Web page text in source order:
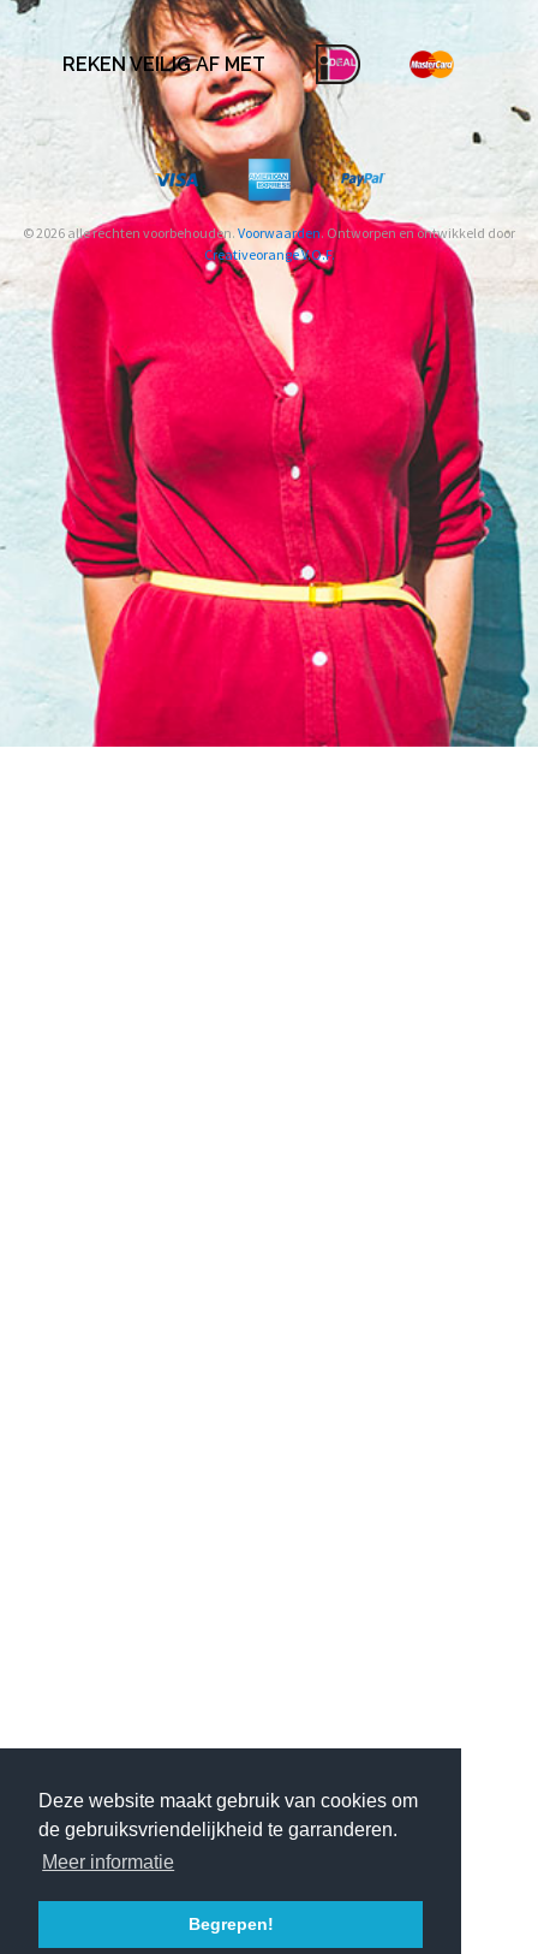
Deze website maakt gebruik van cookies om
de gebruiksvriendelijkheid te garranderen.
Meer informatie
Begrepen!
REKEN VEILIG AF MET
© 2026 alle rechten voorbehouden.Voorwaarden. Ontworpen en ontwikkeld door
Creativeorange V.O.F.